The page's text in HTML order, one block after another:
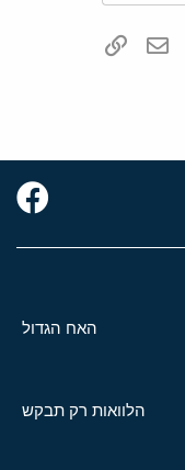
WhatsAppדואר אלקטרוני
האח הגדול
הלוואות רק תבקש